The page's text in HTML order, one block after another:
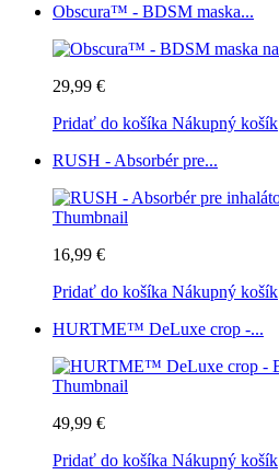
Obscura™ - BDSM maska...
29,99 €
Pridať do košíka Nákupný košík
RUSH - Absorbér pre...
16,99 €
Pridať do košíka Nákupný košík
HURTME™ DeLuxe crop -...
49,99 €
Pridať do košíka Nákupný košík